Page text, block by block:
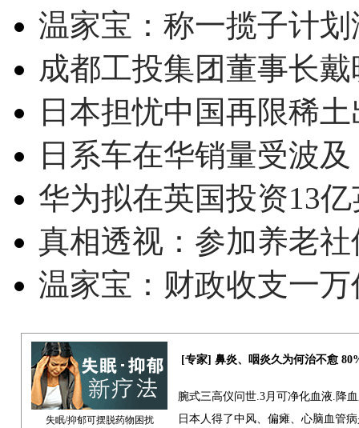
温家宝：称一揽子计
成都工投集团董事长
日本担忧中国再限稀
日系车在华销量受波
华为拟在英国投资13
真相透视：参加养老
温家宝：财政收支一
失眠/抑郁可摆脱药物困扰
[专家] 鼻炎、咽炎久为何治不愈
腕式三高仪问世.3月可净化血液.降
日本人得了中风、偏瘫、心脑血管